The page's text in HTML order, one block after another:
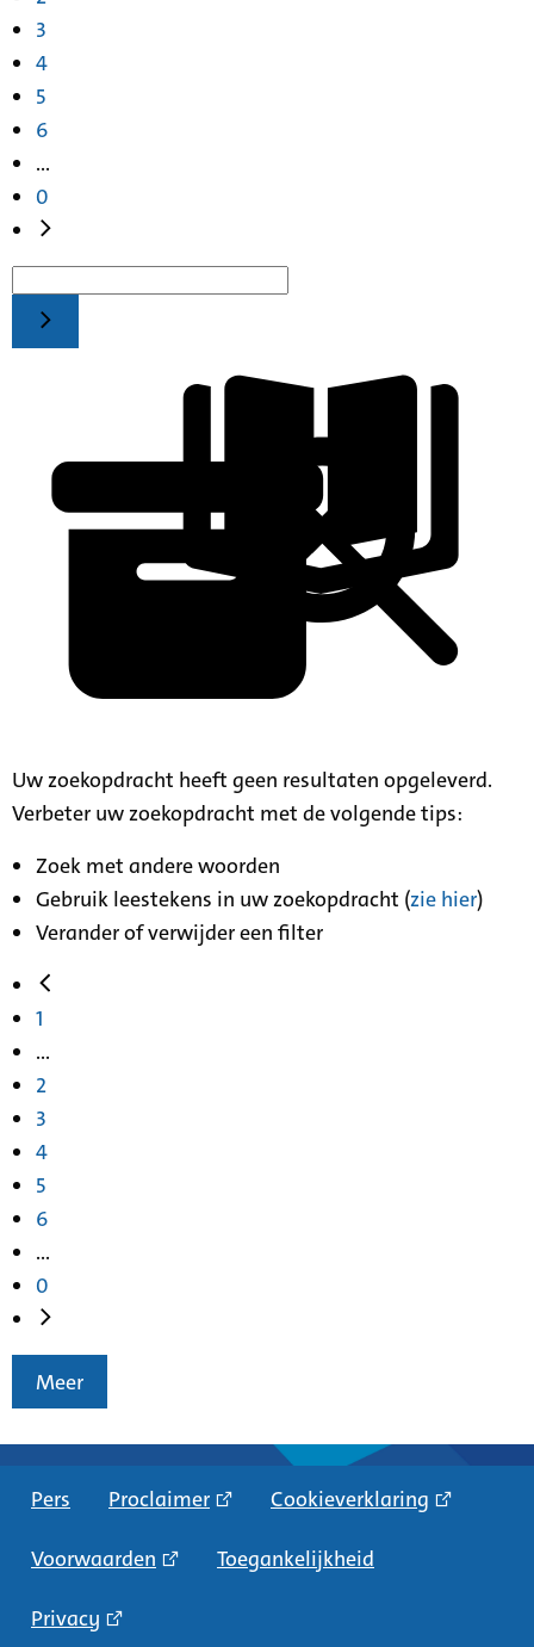
3
4
5
6
...
0
Uw zoekopdracht heeft geen resultaten opgeleverd.
Verbeter uw zoekopdracht met de volgende tips:
Zoek met andere woorden
Gebruik leestekens in uw zoekopdracht (zie hier)
Verander of verwijder een filter
1
...
2
3
4
5
6
...
0
Meer
Pers Proclaimer Cookieverklaring
Voorwaarden Toegankelijkheid
Privacy